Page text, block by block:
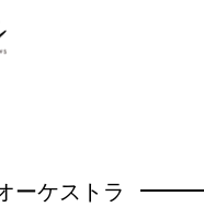
ーケストラ